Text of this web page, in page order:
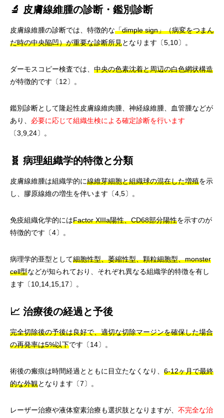
🔬 皮膚線維腫の診断・鑑別診断
皮膚線維腫の診断では、特徴的な「dimple sign」（病変をつまん
だ時の中央陥凹）が重要な診断所見となります〔5,10〕。
ダーモスコピー検査では、 中央の色素沈着と周辺の白色網状構造
が特徴的です〔12〕。
鑑別診断として隆起性皮膚線維肉腫、神経線維腫、血管腫などが
あり、 必要に応じて組織生検による確定診断を行います
〔3,9,24〕。
🧬 病理組織学的特徴と分類
皮膚線維腫は組織学的に線維芽細胞と組織球の混在した増殖を示
し、膠原線維の増生を伴います〔4,5〕。
免疫組織化学的にはFactor XIIIa陽性、CD68部分陽性を示すのが
特徴的です〔4〕。
病理学的亜型として細胞性型、萎縮性型、顆粒細胞型、monster
cell型などが知られており、それぞれ異なる組織学的特徴を有し
ます〔10,14,15,17〕。
📈 治療後の経過と予後
完全切除後の予後は良好で、適切な切除マージンを確保した場合
の再発率は5%以下です〔14〕。
術後の瘢痕は時間経過とともに目立たなくなり、 6-12ヶ月で最終
的な外観となります〔7〕。
レーザー治療や液体窒素治療も選択肢となりますが、 不完全な治